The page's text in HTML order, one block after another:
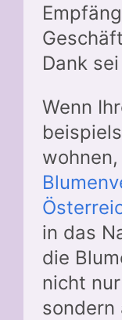
Dank
Wenn
in das
die
nicht
sondern